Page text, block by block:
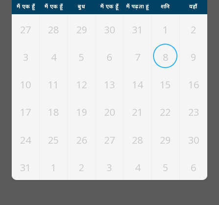
मैं एक हूँ मैं एक हूँ बुध मैं एक हूँ मैं पढ़ता हूं शनि यहाँ
27 28 29 30 31 1 2
3 4 5 6 7 8 9
10 11 12 13 14 15 16
17 18 19 20 21 22 23
24 25 26 27 28 29 30
31 1 2 3 4 5 6